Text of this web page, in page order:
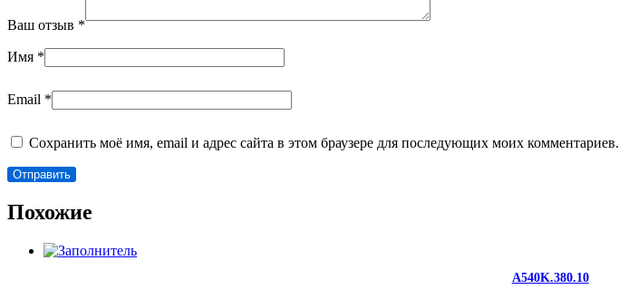
Ваш отзыв *
Имя *
Email *
Сохранить моё имя, email и адрес сайта в этом браузере для последующих моих комментариев.
Похожие
A540K.380.10